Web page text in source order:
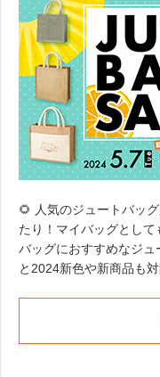
🌻 人気のジュートバッ
たり！マイバッグとし
バッグにおすすめなジ
と2024新色や新商品も